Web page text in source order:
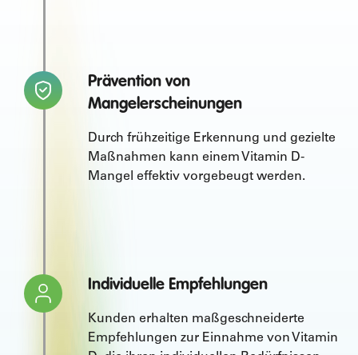
Prävention von
Mangelerscheinungen
Durch frühzeitige Erkennung und gezielte
Maßnahmen kann einem Vitamin D-
Mangel effektiv vorgebeugt werden.
Individuelle Empfehlungen
Kunden erhalten maßgeschneiderte
Empfehlungen zur Einnahme von Vitamin